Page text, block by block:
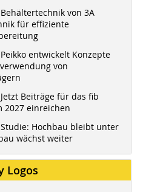
Behältertechnik von 3A
für effiziente
Peikko entwickelt Konzepte
von
Jetzt Beiträge für das fib
2027 einreichen
Studie: Hochbau bleibt unter
wächst weiter
Logos